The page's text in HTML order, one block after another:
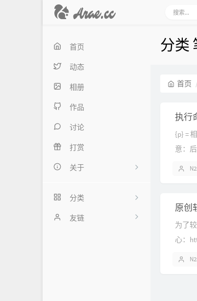
首页
动态
相册
作品
讨论
打赏
关于
分类
3
未分类
友链
分类
首页
执行
{p} =
意：
件全
行。
原创
为了
心：